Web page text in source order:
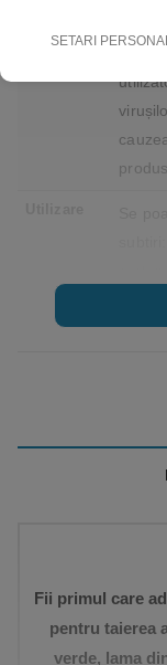
Observatii!
benzi
benzi
sfoara
lamei
Plastic
Fii primul care
pentru taierea
verde, lama
SETARI